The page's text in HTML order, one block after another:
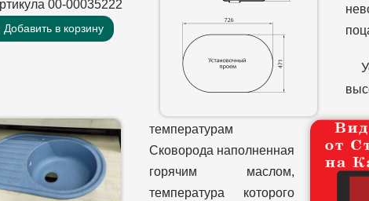
00-00035222
Добавить в корзину
температурам
Сковорода наполненная
горячим маслом,
температура которого